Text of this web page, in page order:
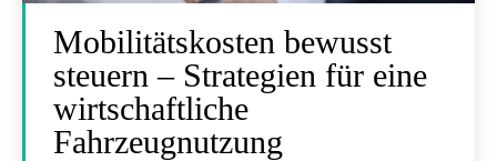
Mobilitätskosten bewusst
steuern – Strategien für eine
wirtschaftliche
Fahrzeugnutzung